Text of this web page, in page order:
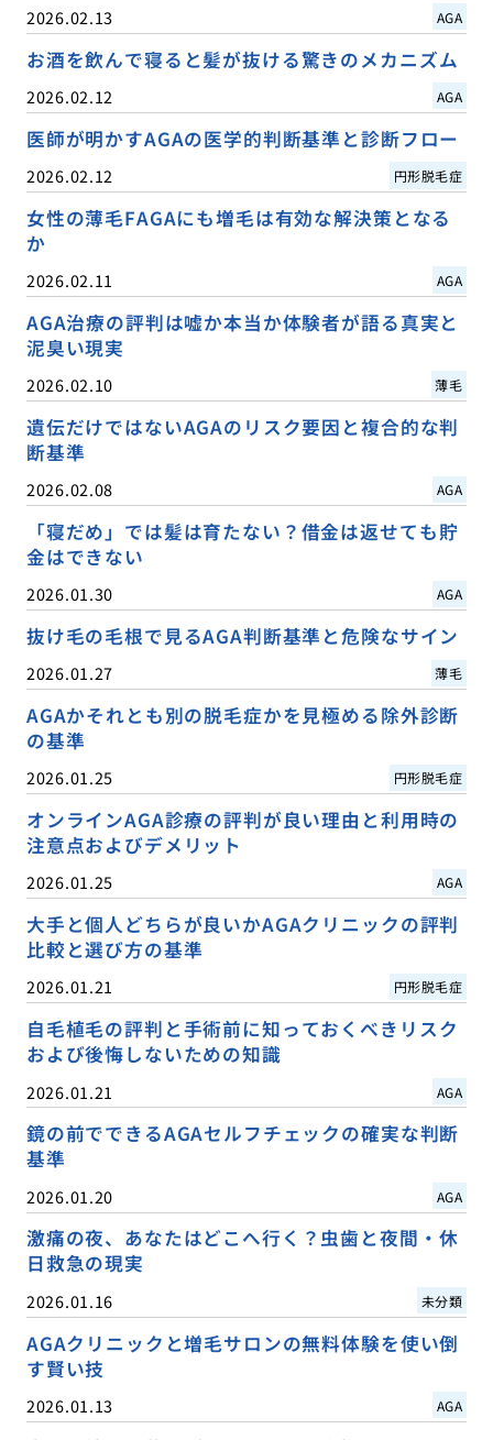
2026.02.13 AGA
お酒を飲んで寝ると髪が抜ける驚きのメカニズム
2026.02.12 AGA
医師が明かすAGAの医学的判断基準と診断フロー
2026.02.12 円形脱毛症
女性の薄毛FAGAにも増毛は有効な解決策となる
か
2026.02.11 AGA
AGA治療の評判は嘘か本当か体験者が語る真実と
泥臭い現実
2026.02.10 薄毛
遺伝だけではないAGAのリスク要因と複合的な判
断基準
2026.02.08 AGA
「寝だめ」では髪は育たない？借金は返せても貯
金はできない
2026.01.30 AGA
抜け毛の毛根で見るAGA判断基準と危険なサイン
2026.01.27 薄毛
AGAかそれとも別の脱毛症かを見極める除外診断
の基準
2026.01.25 円形脱毛症
オンラインAGA診療の評判が良い理由と利用時の
注意点およびデメリット
2026.01.25 AGA
大手と個人どちらが良いかAGAクリニックの評判
比較と選び方の基準
2026.01.21 円形脱毛症
自毛植毛の評判と手術前に知っておくべきリスク
および後悔しないための知識
2026.01.21 AGA
鏡の前でできるAGAセルフチェックの確実な判断
基準
2026.01.20 AGA
激痛の夜、あなたはどこへ行く？虫歯と夜間・休
日救急の現実
2026.01.16 未分類
AGAクリニックと増毛サロンの無料体験を使い倒
す賢い技
2026.01.13 AGA